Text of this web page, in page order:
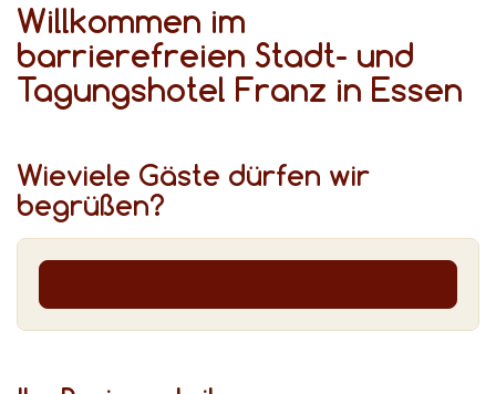
Willkommen im
barrierefreien Stadt- und
Tagungshotel Franz in Essen
Wieviele Gäste dürfen wir
begrüßen?